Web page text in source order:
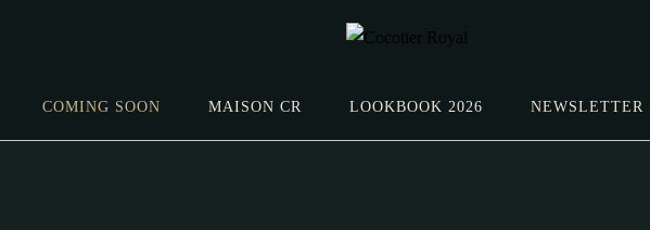
COMING SOON MAISON CR LOOKBOOK 2026 NEWSLETTER